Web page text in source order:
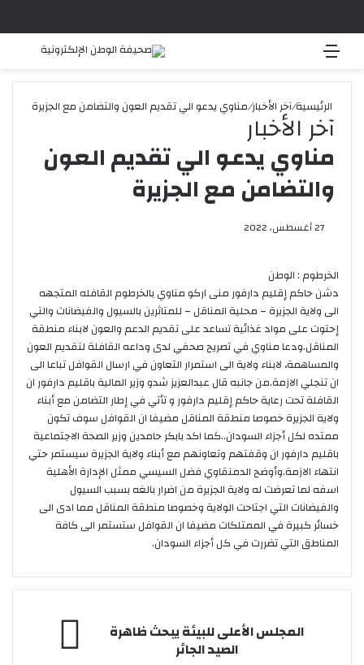
القائمة
الرئيسية/آخر الأخبار/مناوي يدعو الي تقديم العون والتضامن مع الجزيرة
آخر الأخبار
مناوي يدعو الي تقديم العون
والتضامن مع الجزيرة
27 أغسطس، 2022
الخرطوم : الوطن
دشن حاكم إقليم دارفور منى اركو مناوي بالخرطوم القافله المتجهه
الى ولاية الجزيرة – محلية المناقل – للمتاثرين بالسيول والفيضانات والتي
إحتوت على مواد غذائية تساعد على تقديم الدعم والعون لابناء منطقة
المناقل.ودعا مناوي في تصريح صحفي لدى وداعه القافلة لتقديم العون
والمساهمة، لابناء ولاية الى استمرار التعاون في ارسال القوافل تباعا الى
ان تنجلي الازمة.من جانبه قال عبدالعزيز شدو وزير المالية باقليم دارفور ان
القافلة تحت رعاية حاكم إقليم دارفور و تأتي في إطار التضامن مع أبناء
ولاية الجزيرة خصوصا منطقة المناقل مضيفا ان القوافل سوف تكون
ممتده لكل أجزاء السودان..كما اكد بابكر حامدين وزير الصحة الاجتماعية
باقليم دارفور ان وقفتهم وتعاونهم مع أبناء ولاية الجزيرة سيستمر حتي
انتهاء الازمة.وأوضح الدمنقاوي فضل السيسي ممثل الإدارة الأهلية
اسفه لما تعرضت له ولاية الجزيرة من اضرار بالغه بسبب السيول
والفيضانات التي اجتاحت الولاية وخصوصا منطقة المناقل مما ادى الى
خسائر كبيرة في الممتلكات مضيفا ان القوافل ستستمر الى كافة
المناطق التي تضررت في كل أجزاء السودان.
الأعلىالمجلس الأعلى للبيئة يبحث ظاهرة
الصيد الجائر